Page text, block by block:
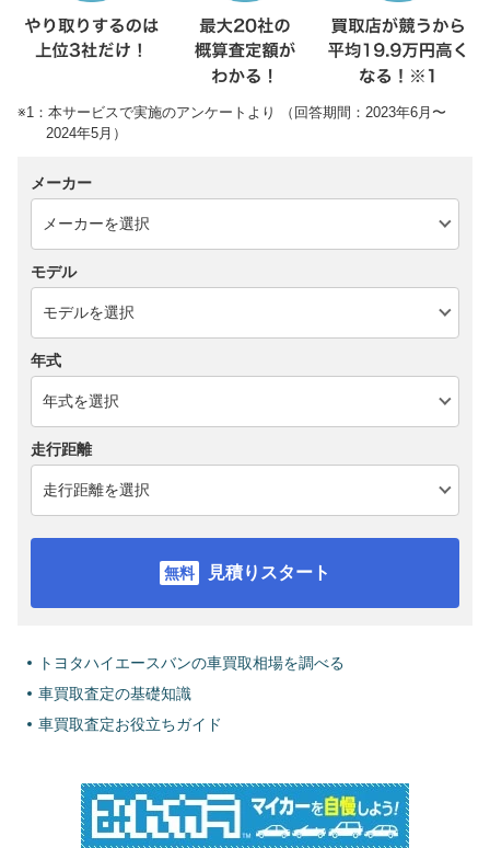
※1：本サービスで実施のアンケートより （回答期間：2023年6月〜
2024年5月）
メーカー
モデル
年式
走行距離
見積りスタート
トヨタハイエースバンの車買取相場を調べる
車買取査定の基礎知識
車買取査定お役立ちガイド